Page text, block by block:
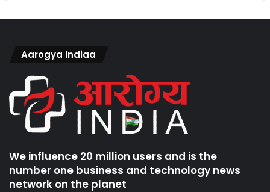
Aarogya Indiaa
We influence 20 million users and is the
number one business and technology news
network on the planet